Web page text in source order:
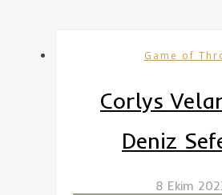
Game of
Corlys
Deniz
8 Ekim